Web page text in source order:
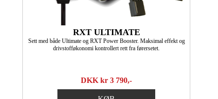
RXT ULTIMATE
Sett med både Ultimate og RXT Power Booster. Maksimal effekt og
drivstofføkonomi kontrollert rett fra førersetet.
DKK kr 3 790,-